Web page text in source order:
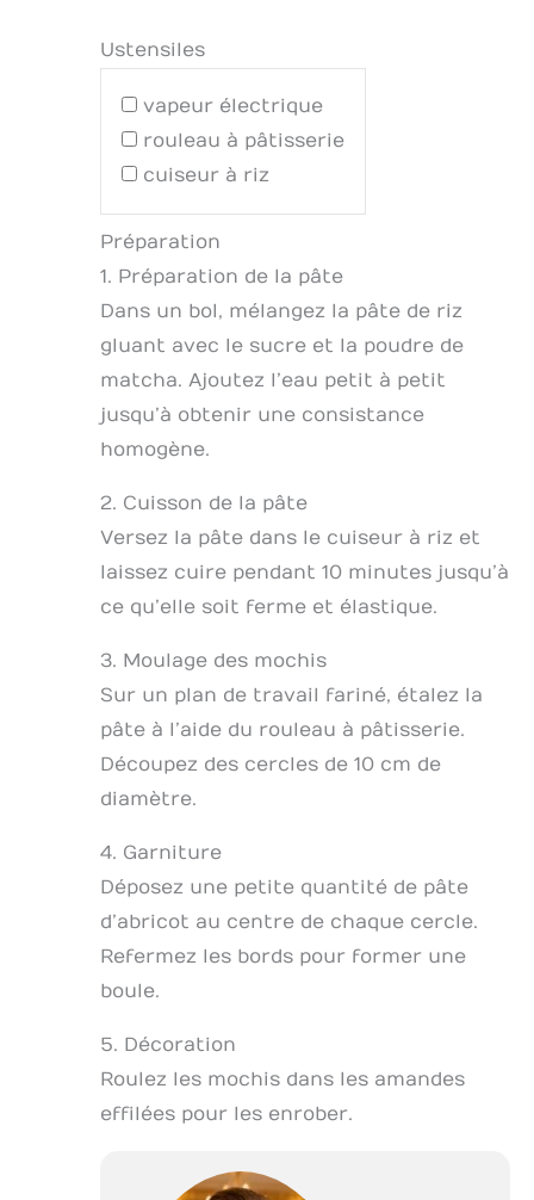
Ustensiles
vapeur électrique
rouleau à pâtisserie
cuiseur à riz
Préparation
1. Préparation de la pâte
Dans un bol, mélangez la pâte de riz
gluant avec le sucre et la poudre de
matcha. Ajoutez l’eau petit à petit
jusqu’à obtenir une consistance
homogène.
2. Cuisson de la pâte
Versez la pâte dans le cuiseur à riz et
laissez cuire pendant 10 minutes jusqu’à
ce qu’elle soit ferme et élastique.
3. Moulage des mochis
Sur un plan de travail fariné, étalez la
pâte à l’aide du rouleau à pâtisserie.
Découpez des cercles de 10 cm de
diamètre.
4. Garniture
Déposez une petite quantité de pâte
d’abricot au centre de chaque cercle.
Refermez les bords pour former une
boule.
5. Décoration
Roulez les mochis dans les amandes
effilées pour les enrober.